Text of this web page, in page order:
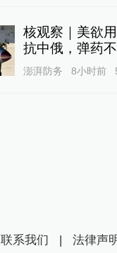
核观察｜美欲
抗中俄，弹药
澎湃防务 8小时前
联系我们 | 法律声